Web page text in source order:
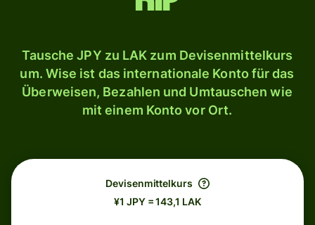
Tausche JPY zu LAK zum Devisenmittelkurs
um. Wise ist das internationale Konto für das
Überweisen, Bezahlen und Umtauschen wie
mit einem Konto vor Ort.
Devisenmittelkurs
¥1 JPY = 143,1 LAK